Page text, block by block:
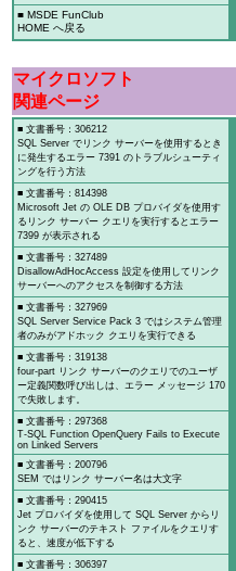
■ MSDE FunClub
HOME へ戻る
マイクロソフト
関連ページ
■ 文書番号：306212
SQL Server でリンク サーバーを使用するとき
に発生するエラー 7391 のトラブルシューティ
ングを行う方法
■ 文書番号：814398
Microsoft Jet の OLE DB プロバイダを使用す
るリンク サーバー クエリを実行するとエラー
7399 が表示される
■ 文書番号：327489
DisallowAdHocAccess 設定を使用してリンク
サーバーへのアクセスを制御する方法
■ 文書番号：327969
SQL Server Service Pack 3 ではシステム管理
者のみがアドホック クエリを実行できる
■ 文書番号：319138
four-part リンク サーバーのクエリでのユーザ
ー定義関数呼び出しは、エラー メッセージ 170
で失敗します。
■ 文書番号：297368
T-SQL Function OpenQuery Fails to Execute
on Linked Servers
■ 文書番号：200796
SEM ではリンク サーバー名は大文字
■ 文書番号：290415
Jet プロバイダを使用して SQL Server からリ
ンク サーバーのテキスト ファイルをクエリす
ると、速度が低下する
■ 文書番号：306397